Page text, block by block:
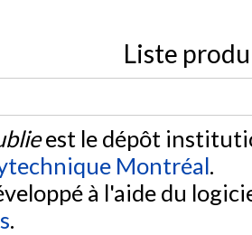
Liste
est le dépôt
Montréal.
à l'aide du
.